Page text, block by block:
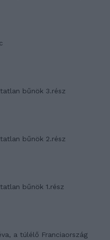
bűnök 3.rész
bűnök 2.rész
bűnök 1.rész
a túlélő Franciaország